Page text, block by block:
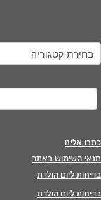
קטגוריות
חיפוש:
כתבו אלינו
תנאי השימוש באתר
בדיחות ליום הולדת
בדיחות ליום הולדת